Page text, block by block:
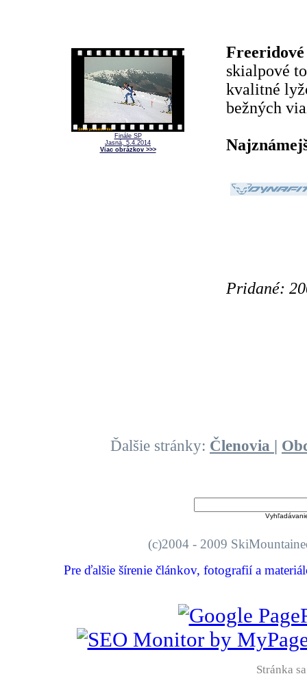
Finále SP
Jasná, 5.4.2014
Viac obrázkov >>>
skialpové
kvalitné
bežných
Pridané:
Ďalšie stránky: Členovia |
(c)2004 - 2009
Pre ďalšie šírenie článkov, fotografií a
Stránka